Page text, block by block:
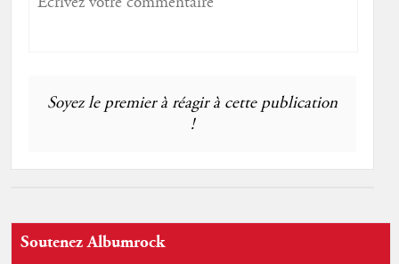
Soyez le premier à réagir à cette publication
!
Soutenez Albumrock